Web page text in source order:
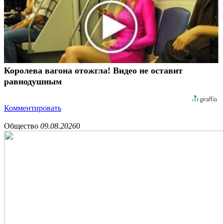
Королева вагона отожгла! Видео не оставит
равнодушным
Комментировать
Общество 09.08.20260